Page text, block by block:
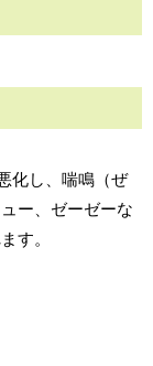
化し、喘鳴（ぜ
ー、ゼーゼーな
す。